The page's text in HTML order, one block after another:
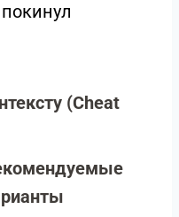
(Cheat